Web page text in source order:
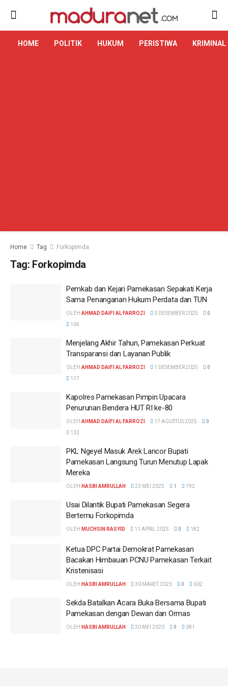
HOME POLITIK HUKUM PERISTIWA KRIMINAL
Home Tag Forkopimda
Tag: Forkopimda
Pemkab dan Kejari Pamekasan Sepakati Kerja
Sama Penanganan Hukum Perdata dan TUN
OLEH AHMAD DAIFI AL FARROZI 3 DESEMBER 2025
0
104
Menjelang Akhir Tahun, Pamekasan Perkuat
Transparansi dan Layanan Publik
OLEH AHMAD DAIFI AL FARROZI 1 DESEMBER 2025
0
117
Kapolres Pamekasan Pimpin Upacara
Penurunan Bendera HUT RI ke-80
OLEH AHMAD DAIFI AL FARROZI 17 AGUSTUS 2025
0
132
PKL Ngeyel Masuk Arek Lancor Bupati
Pamekasan Langsung Turun Menutup Lapak
Mereka
OLEH HASBI AMRULLAH 23 MEI 2025 1 192
Usai Dilantik Bupati Pamekasan Segera
Bertemu Forkopimda
OLEH MUCHSIN RASYID 11 APRIL 2025 0 182
Ketua DPC Partai Demokrat Pamekasan
Bacakan Himbauan PCNU Pamekasan Terkait
Kristenisasi
OLEH HASBI AMRULLAH 30 MARET 2023 0 602
Sekda Batalkan Acara Buka Bersama Bupati
Pamekasan dengan Dewan dan Ormas
OLEH HASBI AMRULLAH 20 MEI 2020 0 381